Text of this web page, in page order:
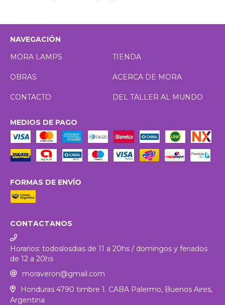
NAVEGACIÓN
MORA LAMPS
TIENDA
OBRAS ACERCA DE MORA
CONTACTO DEL TALLER AL MUNDO
MEDIOS DE PAGO
FORMAS DE ENVÍO
CONTACTANOS
Horarios: todoslosdias de 11 a 20hs / domingos y feriados
de 12 a 20hs
moraveron@gmail.com
Honduras 4790 timbre 1. CABA Palermo, Buenos Aires,
Argentina